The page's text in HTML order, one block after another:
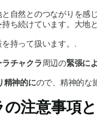
自然とのつながりを感
持ち続けています。大地
持って扱います。.
チャクラ周辺の緊張に
精神的にので、精神的な
の注意事項